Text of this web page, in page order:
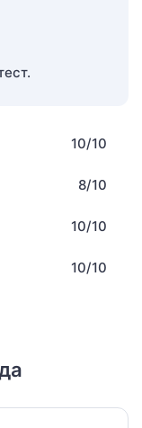
10/10
8/10
10/10
10/10